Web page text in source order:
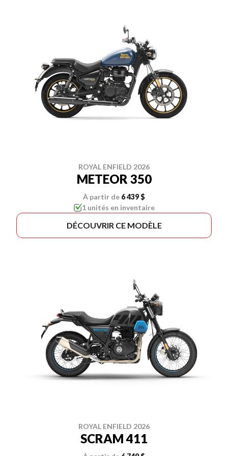
ROYAL ENFIELD 2026
METEOR 350
À partir de 6 439 $
1 unités en inventaire
DÉCOUVRIR CE MODÈLE
ROYAL ENFIELD 2026
SCRAM 411